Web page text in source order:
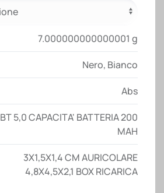
7.000000000000001 g
Nero, Bianco
Abs
BT 5,0 CAPACITA' BATTERIA 200
MAH
3X1,5X1,4 CM AURICOLARE
4,8X4,5X2,1 BOX RICARICA